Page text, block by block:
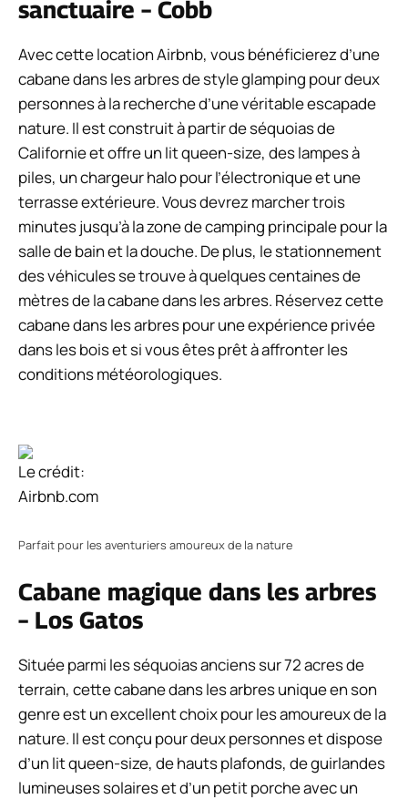
sanctuaire – Cobb
Avec cette location Airbnb, vous bénéficierez d’une
cabane dans les arbres de style glamping pour deux
personnes à la recherche d’une véritable escapade
nature. Il est construit à partir de séquoias de
Californie et offre un lit queen-size, des lampes à
piles, un chargeur halo pour l’électronique et une
terrasse extérieure. Vous devrez marcher trois
minutes jusqu’à la zone de camping principale pour la
salle de bain et la douche. De plus, le stationnement
des véhicules se trouve à quelques centaines de
mètres de la cabane dans les arbres. Réservez cette
cabane dans les arbres pour une expérience privée
dans les bois et si vous êtes prêt à affronter les
conditions météorologiques.
Le crédit:
Airbnb.com
Parfait pour les aventuriers amoureux de la nature
Cabane magique dans les arbres
– Los Gatos
Située parmi les séquoias anciens sur 72 acres de
terrain, cette cabane dans les arbres unique en son
genre est un excellent choix pour les amoureux de la
nature. Il est conçu pour deux personnes et dispose
d’un lit queen-size, de hauts plafonds, de guirlandes
lumineuses solaires et d’un petit porche avec un